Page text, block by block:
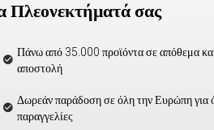
Πλεονεκτήματά σας
Πάνω από 35.000 προϊόντα σε απόθεμα
αποστολή
Δωρεάν παράδοση σε όλη την Ευρώπη για
παραγγελίες